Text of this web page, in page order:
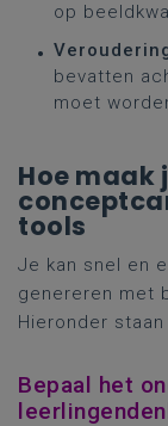
op
bevatten
moet
Hoe maak
tools
Je kan snel en
genereren met
Hieronder
Bepaal het